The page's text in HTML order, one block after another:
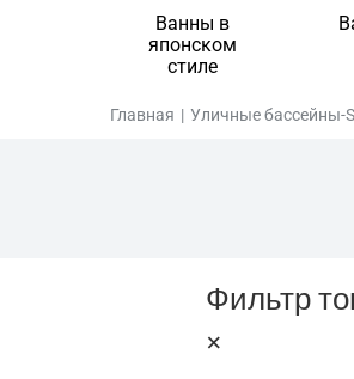
Ванны в
японском
стиле
Главная | Уличные бассейны-
Фильтр